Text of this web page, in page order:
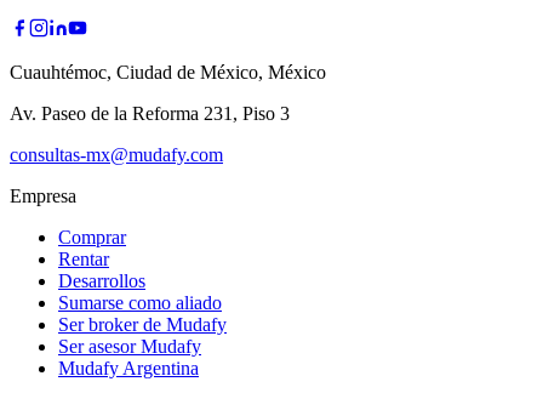
Cuauhtémoc, Ciudad de México, México
Av. Paseo de la Reforma 231, Piso 3
consultas-mx@mudafy.com
Empresa
Comprar
Rentar
Desarrollos
Sumarse como aliado
Ser broker de Mudafy
Ser asesor Mudafy
Mudafy Argentina